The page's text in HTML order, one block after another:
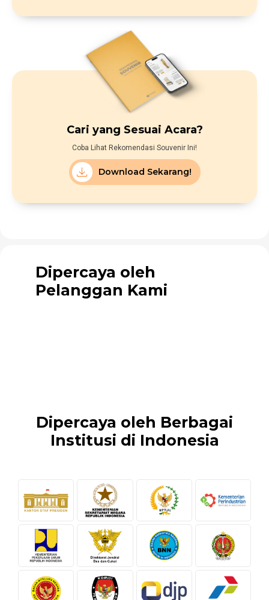
Cari yang Sesuai Acara?
Coba Lihat Rekomendasi Souvenir Ini!
Download Sekarang!
Dipercaya oleh
Pelanggan Kami
Dipercaya oleh Berbagai
Institusi di Indonesia